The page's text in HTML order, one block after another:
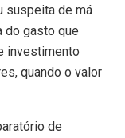
suspeita de má
do gasto que
investimento
quando o valor
de